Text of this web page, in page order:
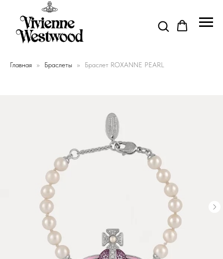
Главная Браслеты Браслет ROXANNE PEARL